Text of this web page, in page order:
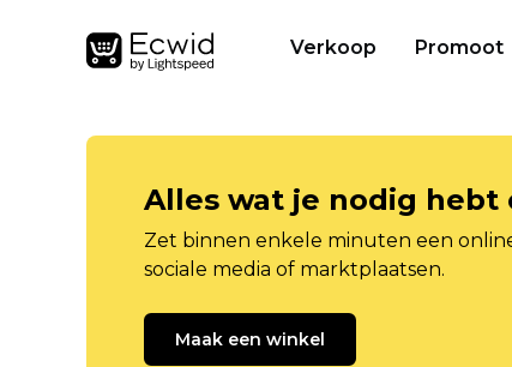
Verkoop Promoot
Alles wat je nodig
Zet binnen enkele minuten een
sociale media of marktplaatsen.
Maak een winkel